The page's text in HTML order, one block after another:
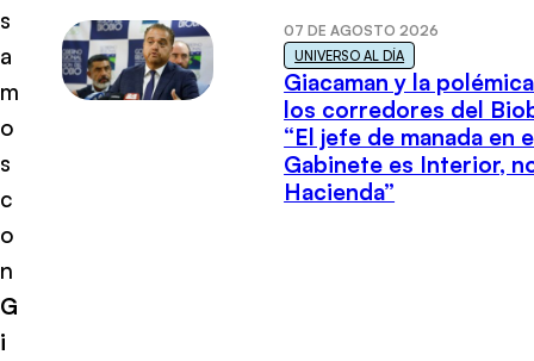
s
a
m
o
s
c
o
n
G
i
07 DE AGOSTO 2026
UNIVERSO AL DÍA
Giacaman y la
los corredores del
“El jefe de manada en
Gabinete es Interior,
Hacienda”